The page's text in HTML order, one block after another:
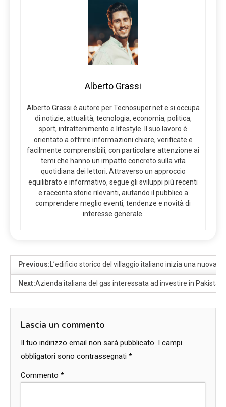
Alberto Grassi
Alberto Grassi è autore per Tecnosuper.net e si occupa
di notizie, attualità, tecnologia, economia, politica,
sport, intrattenimento e lifestyle. Il suo lavoro è
orientato a offrire informazioni chiare, verificate e
facilmente comprensibili, con particolare attenzione ai
temi che hanno un impatto concreto sulla vita
quotidiana dei lettori. Attraverso un approccio
equilibrato e informativo, segue gli sviluppi più recenti
e racconta storie rilevanti, aiutando il pubblico a
comprendere meglio eventi, tendenze e novità di
interesse generale.
Previous: L’edificio storico del villaggio italiano inizia una nuova
Next:Azienda italiana del gas interessata ad investire in
Lascia un commento
Il tuo indirizzo email non sarà pubblicato. I campi
obbligatori sono contrassegnati *
Commento *